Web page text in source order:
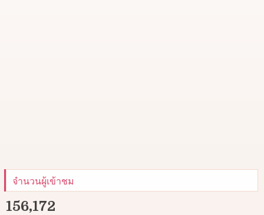
จำนวนผู้เข้าชม
156,172